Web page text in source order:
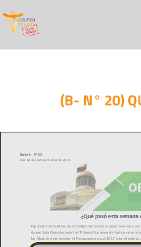
(B- N° 20)